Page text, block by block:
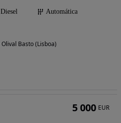
Diesel
Automática
Basto (Lisboa)
5 000 EUR